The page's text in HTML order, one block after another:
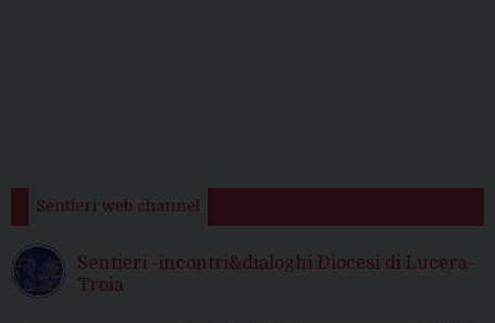
Sentieri web channel
Sentieri -incontri&dialoghi Diocesi di Lucera-
Troia